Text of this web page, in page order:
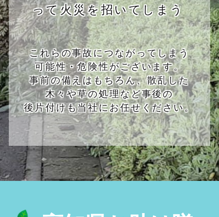
って火災を招いてしまう
これらの事故につながってしまう
可能性・危険性がございます。
事前の備えはもちろん、散乱した
木々や草の処理など事後の
後片付けも当社にお任せください。